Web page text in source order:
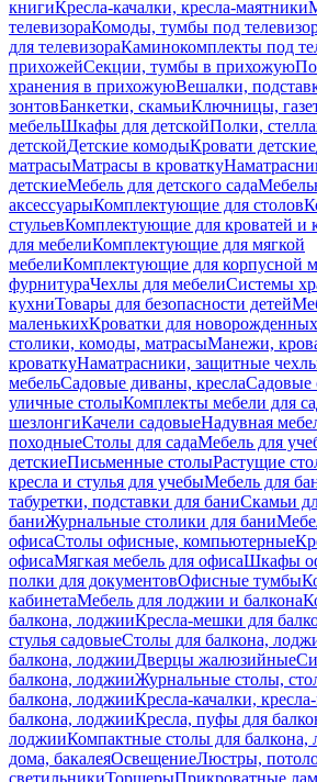
книгиКресла-качалки, кресла-маятники
телевизораКомоды, тумбы под
для телевизораКаминокомплекты под
прихожейСекции, тумбы в прихожую
хранения в прихожуюВешалки,
зонтовБанкетки, скамьиКлючницы,
мебельШкафы для детскойПолки,
детскойДетские комодыКровати детские
матрасыМатрасы в кроватку
детскиеМебель для детского сада
аксессуарыКомплектующие для столов
стульевКомплектующие для кроватей и
для мебелиКомплектующие для мягкой
мебелиКомплектующие для корпусной
фурнитураЧехлы для мебелиСистемы
кухниТовары для безопасности детей
маленькихКроватки для новорожденных
столики, комоды, матрасыМанежи,
кроваткуНаматрасники, защитные
мебельСадовые диваны, креслаСадовые
уличные столыКомплекты мебели для
шезлонгиКачели садовыеНадувная
походныеСтолы для садаМебель для
детскиеПисьменные столыРастущие
кресла и стулья для учебыМебель для
табуретки, подставки для баниСкамьи
баниЖурнальные столики для бани
офисаСтолы офисные, компьютерные
офисаМягкая мебель для офисаШкафы
полки для документовОфисные тумбы
кабинетаМебель для лоджии и балкона
балкона, лоджииКресла-мешки для
стулья садовыеСтолы для балкона,
балкона, лоджииДверцы жалюзийные
балкона, лоджииЖурнальные столы,
балкона, лоджииКресла-качалки,
балкона, лоджииКресла, пуфы для
лоджииКомпактные столы для балкона,
дома, бакалеяОсвещениеЛюстры,
светильникиТоршерыПрикроватные